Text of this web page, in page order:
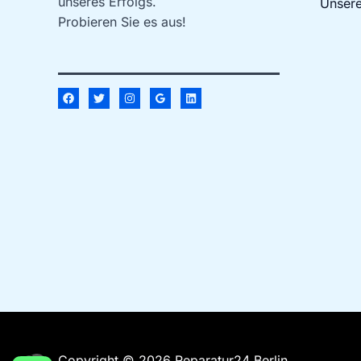
Probieren Sie es aus!